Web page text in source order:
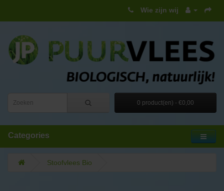
Wie zijn wij
0 product(en) - €0,00
Categories
Stoofvlees Bio